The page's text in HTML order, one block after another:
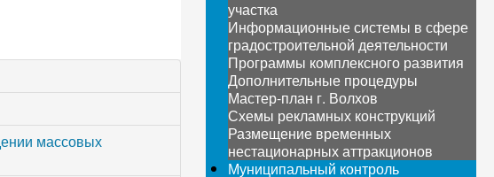
массовых
участка
Информационные системы в сфере
градостроительной деятельности
Программы комплексного развития
Дополнительные процедуры
Мастер-план г. Волхов
Схемы рекламных конструкций
Размещение временных
нестационарных аттракционов
Муниципальный контроль